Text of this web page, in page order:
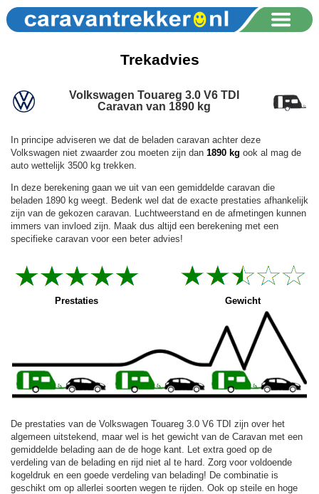
Trekadvies
Volkswagen Touareg 3.0 V6 TDI
Caravan van 1890 kg
In principe adviseren we dat de beladen caravan achter deze
Volkswagen niet zwaarder zou moeten zijn dan 1890 kg ook al mag de
auto wettelijk 3500 kg trekken.
In deze berekening gaan we uit van een gemiddelde caravan die
beladen 1890 kg weegt. Bedenk wel dat de exacte prestaties afhankelijk
zijn van de gekozen caravan. Luchtweerstand en de afmetingen kunnen
immers van invloed zijn. Maak dus altijd een berekening met een
specifieke caravan voor een beter advies!
Prestaties Gewicht
De prestaties van de Volkswagen Touareg 3.0 V6 TDI zijn over het
algemeen uitstekend, maar wel is het gewicht van de Caravan met een
gemiddelde belading aan de de hoge kant. Let extra goed op de
verdeling van de belading en rijd niet al te hard. Zorg voor voldoende
kogeldruk en een goede verdeling van belading! De combinatie is
geschikt om op allerlei soorten wegen te rijden. Ook op steile en hoge